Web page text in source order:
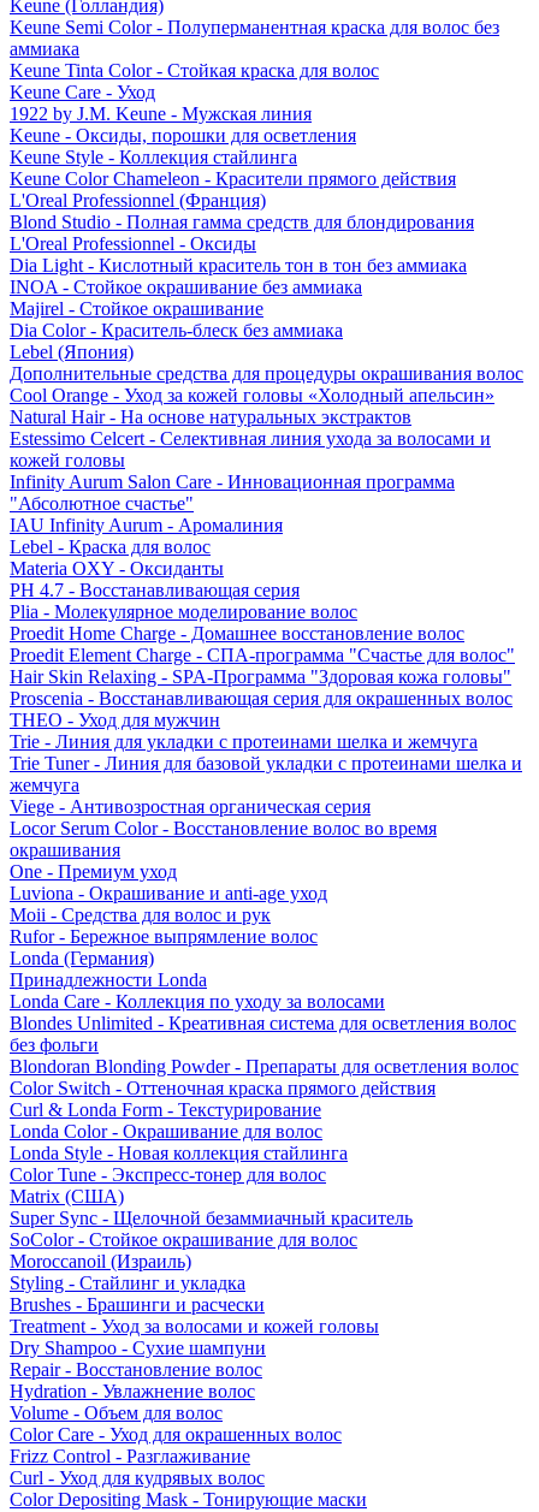
Keune (Голландия)
Keune Semi Color - Полуперманентная краска для волос без
аммиака
Keune Tinta Color - Стойкая краска для волос
Keune Care - Уход
1922 by J.M. Keune - Мужская линия
Keune - Оксиды, порошки для осветления
Keune Style - Коллекция стайлинга
Keune Color Chameleon - Красители прямого действия
L'Oreal Professionnel (Франция)
Blond Studio - Полная гамма средств для блондирования
L'Oreal Professionnel - Оксиды
Dia Light - Кислотный краситель тон в тон без аммиака
INOA - Стойкое окрашивание без аммиака
Majirel - Стойкое окрашивание
Dia Color - Краситель-блеск без аммиака
Lebel (Япония)
Дополнительные средства для процедуры окрашивания волос
Cool Orange - Уход за кожей головы «Холодный апельсин»
Natural Hair - На основе натуральных экстрактов
Estessimo Celcert - Селективная линия ухода за волосами и
кожей головы
Infinity Aurum Salon Care - Инновационная программа
"Абсолютное счастье"
IAU Infinity Aurum - Аромалиния
Lebel - Краска для волос
Materia OXY - Оксиданты
PH 4.7 - Восстанавливающая серия
Plia - Молекулярное моделирование волос
Proedit Home Charge - Домашнее восстановление волос
Proedit Element Charge - СПА-программа "Счастье для волос"
Hair Skin Relaxing - SPA-Программа "Здоровая кожа головы"
Proscenia - Восстанавливающая серия для окрашенных волос
THEO - Уход для мужчин
Trie - Линия для укладки с протеинами шелка и жемчуга
Trie Tuner - Линия для базовой укладки с протеинами шелка и
жемчуга
Viege - Антивозростная органическая серия
Locor Serum Color - Восстановление волос во время
окрашивания
One - Премиум уход
Luviona - Окрашивание и anti-age уход
Moii - Средства для волос и рук
Rufor - Бережное выпрямление волос
Londa (Германия)
Принадлежности Londa
Londa Care - Коллекция по уходу за волосами
Blondes Unlimited - Креативная система для осветления волос
без фольги
Blondoran Blonding Powder - Препараты для осветления волос
Color Switch - Оттеночная краска прямого действия
Curl & Londa Form - Текстурирование
Londa Color - Окрашивание для волос
Londa Style - Новая коллекция стайлинга
Color Tune - Экспресс-тонер для волос
Matrix (США)
Super Sync - Щелочной безаммиачный краситель
SoColor - Стойкое окрашивание для волос
Moroccanoil (Израиль)
Styling - Стайлинг и укладка
Brushes - Брашинги и расчески
Treatment - Уход за волосами и кожей головы
Dry Shampoo - Сухие шампуни
Repair - Восстановление волос
Hydration - Увлажнение волос
Volume - Объем для волос
Color Care - Уход для окрашенных волос
Frizz Control - Разглаживание
Curl - Уход для кудрявых волос
Color Depositing Mask - Тонирующие маски